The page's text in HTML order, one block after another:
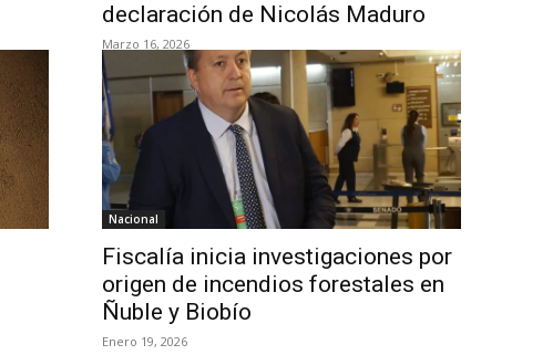
declaración de Nicolás Maduro
Marzo 16, 2026
Nacional
Fiscalía inicia investigaciones por
origen de incendios forestales en
Ñuble y Biobío
Enero 19, 2026